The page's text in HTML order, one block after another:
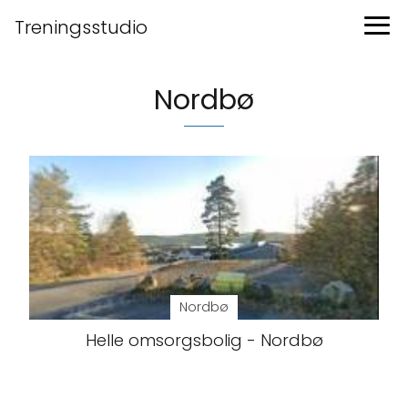
Treningsstudio
Nordbø
Nordbø
Helle omsorgsbolig - Nordbø